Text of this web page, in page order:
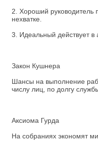
2. Хороший
нехватке.
3. Идеальный действует в
Закон Кушнера
Шансы на выполнение
числу лиц, по долгу
Аксиома Гурда
На собраниях экономят